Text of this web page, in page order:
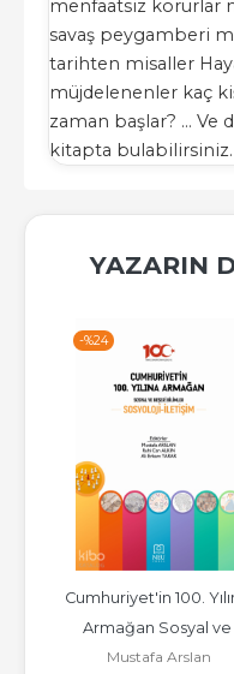
menfaatsiz korurlar
savaş peygamberi
tarihten misaller
müjdelenenler kaç
zaman başlar? ... Ve
kitapta bulabilirsiniz.
YAZARIN
-%24
Cumhuriyet'in 100.
Armağan Sosyal ve
Beşeri Bilimler
Mustafa Arslan